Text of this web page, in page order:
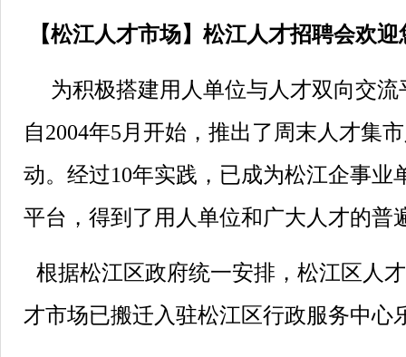
【松江人才市场】松江人才招聘会欢
为积极搭建用人单位与人才双向交
自2004年5 月开始，推出了周末人才集
动。经过10年实践，已成为松江企事业
平台，得到了用人单位和广大人才的普
根据松江区政府统一安排，松江区人
才市场已搬迁入驻松江区行政服务中心